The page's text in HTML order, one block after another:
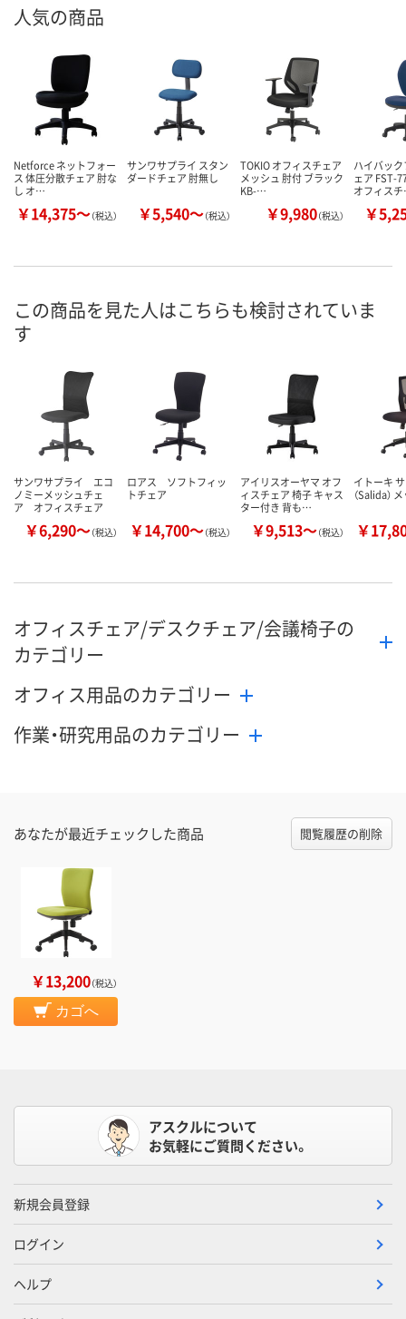
人気の商品
Netforce ネットフォー
ス 体圧分散チェア 肘な
し オ…
￥14,375～（税込）
サンワサプライ スタン
ダードチェア 肘無し
￥5,540～（税込）
TOKIO オフィスチェア
メッシュ 肘付 ブラック
KB-…
￥9,980（税込）
ハイバッ
ェア FST-
オフィス
￥
この商品を見た人はこちらも検討されていま
す
サンワサプライ エコ
ノミーメッシュチェ
ア オフィスチェア
￥6,290～（税込）
ロアス ソフトフィッ
トチェア
￥14,700～（税込）
アイリスオーヤマ オフ
ィスチェア 椅子 キャス
ター付き 背も…
￥9,513～（税込）
イトーキ
（Salida）
￥
オフィスチェア/デスクチェア/会議椅子の
カテゴリー
オフィス用品のカテゴリー
作業・研究用品のカテゴリー
あなたが最近チェックした商品 閲覧履歴の削除
￥13,200（税込）
カゴへ
アスクルについて
お気軽にご質問ください。
新規会員登録
ログイン
ヘルプ